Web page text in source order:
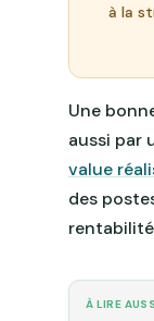
à la
Une
aussi par
value
des
À LIRE